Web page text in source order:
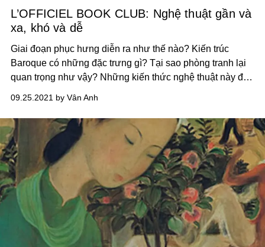
L’OFFICIEL BOOK CLUB: Nghệ thuật gần và
xa, khó và dễ
Giai đoạn phục hưng diễn ra như thế nào? Kiến trúc
Baroque có những đặc trưng gì? Tại sao phòng tranh lại
quan trọng như vậy? Những kiến thức nghệ thuật này đều
L’OFFICIEL giới thiệu dưới đây.
09.25.2021 by Vân Anh